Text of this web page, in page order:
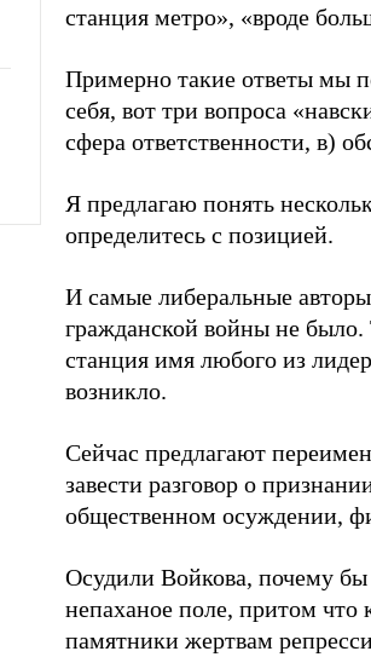
станция метро», «вроде
Примерно такие ответы мы
себя, вот три вопроса
сфера ответственности, в)
Я предлагаю понять
определитесь с позицией.
И самые либеральные
гражданской войны не
станция имя любого из
возникло.
Сейчас предлагают
завести разговор о
общественном осуждении,
Осудили Войкова, почему бы
непаханое поле, притом что
памятники жертвам